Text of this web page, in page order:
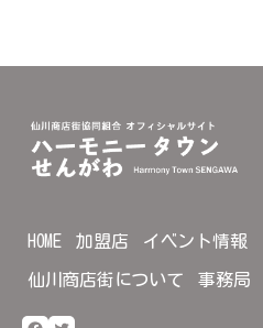
HOME 加盟店 イベント情報
仙川商店街について 事務局